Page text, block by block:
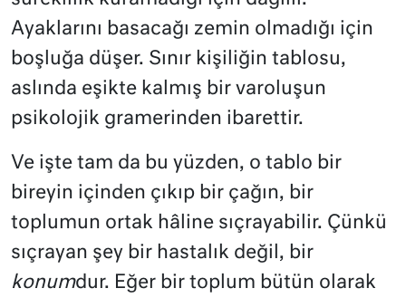
Ayaklarını basacağı zemin olmadığı için
boşluğa düşer. Sınır kişiliğin tablosu,
aslında eşikte kalmış bir varoluşun
psikolojik gramerinden ibarettir.
Ve işte tam da bu yüzden, o tablo bir
bireyin içinden çıkıp bir çağın, bir
toplumun ortak hâline sıçrayabilir. Çünkü
sıçrayan şey bir hastalık değil, bir
konumdur. Eğer bir toplum bütün olarak